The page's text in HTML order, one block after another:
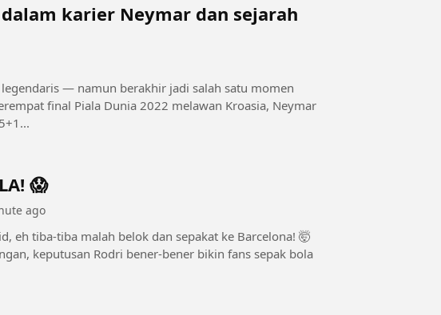
karier Neymar dan sejarah
— namun berakhir jadi salah satu momen
😱
ago
eh tiba-tiba malah belok dan sepakat ke Barcelona! 🤯
keputusan Rodri bener-bener bikin fans sepak bola